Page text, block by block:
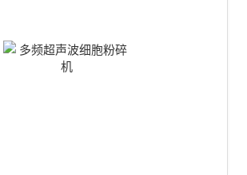
胞粉碎机